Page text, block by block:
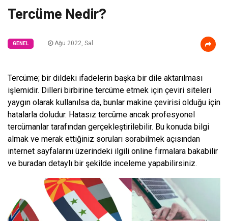
Tercüme Nedir?
GENEL Ağu 2022, Sal
Tercüme; bir dildeki ifadelerin başka bir dile aktarılması
işlemidir. Dilleri birbirine tercüme etmek için çeviri siteleri
yaygın olarak kullanılsa da, bunlar makine çevirisi olduğu için
hatalarla doludur. Hatasız tercüme ancak profesyonel
tercümanlar tarafından gerçekleştirilebilir. Bu konuda bilgi
almak ve merak ettiğiniz soruları sorabilmek açısından
internet sayfalarını üzerindeki ilgili online firmalara bakabilir
ve buradan detaylı bir şekilde inceleme yapabilirsiniz.